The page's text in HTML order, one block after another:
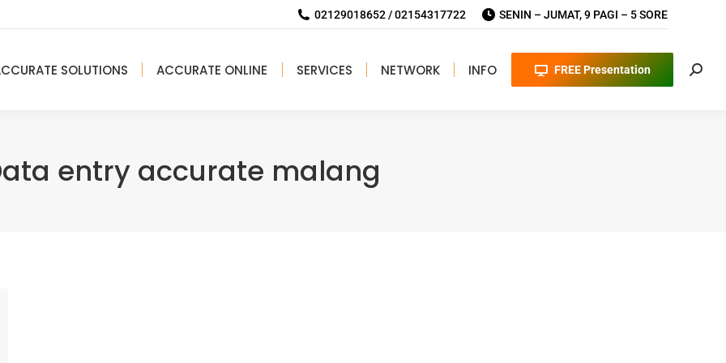
02129018652 / 02154317722 SENIN – JUMAT, 9 PAGI – 5 SORE
SOLUTIONS ACCURATE ONLINE SERVICES NETWORK INFO FREE Presentation
entry accurate malang